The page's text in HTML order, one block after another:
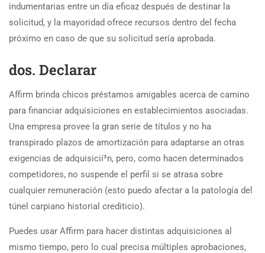
indumentarias entre un día eficaz después de destinar la
solicitud, y la mayoridad ofrece recursos dentro del fecha
próximo en caso de que su solicitud serí­a aprobada.
dos. Declarar
Affirm brinda chicos préstamos amigables acerca de camino
para financiar adquisiciones en establecimientos asociadas.
Una empresa provee la gran serie de títulos y no ha
transpirado plazos de amortización para adaptarse an otras
exigencias de adquisicií³n, pero, como hacen determinados
competidores, no suspende el perfil si se atrasa sobre
cualquier remuneración (esto puedo afectar a la patologí­a del
túnel carpiano historial crediticio).
Puedes usar Affirm para hacer distintas adquisiciones al
mismo tiempo, pero lo cual precisa múltiples aprobaciones,